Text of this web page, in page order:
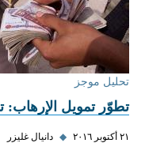
تحليل موجز
تطوّر تمويل الإرهاب:
٢١ أكتوبر ٢٠١٦ ◆ دانيال غليزر